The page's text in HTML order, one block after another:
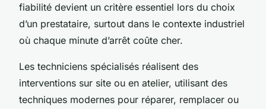
fiabilité devient un critère essentiel lors du choix
d’un prestataire, surtout dans le contexte industriel
où chaque minute d’arrêt coûte cher.
Les techniciens spécialisés réalisent des
interventions sur site ou en atelier, utilisant des
techniques modernes pour réparer, remplacer ou